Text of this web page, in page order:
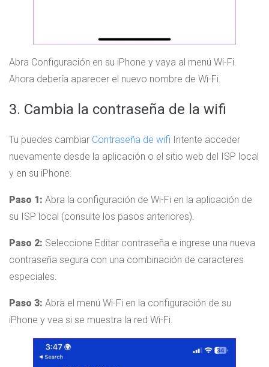
Abra Configuración en su iPhone y vaya al menú Wi-Fi.
Ahora debería aparecer el nuevo nombre de Wi-Fi.
3. Cambia la contraseña de la wifi
Tu puedes cambiar Contraseña de wifi Intente acceder
nuevamente desde la aplicación o el sitio web del ISP local
y en su iPhone.
Paso 1: Abra la configuración de Wi-Fi en la aplicación de
su ISP local (consulte los pasos anteriores).
Paso 2: Seleccione Editar contraseña e ingrese una nueva
contraseña segura con una combinación de caracteres
especiales.
Paso 3: Abra el menú Wi-Fi en la configuración de su
iPhone y vea si se muestra la red Wi-Fi.